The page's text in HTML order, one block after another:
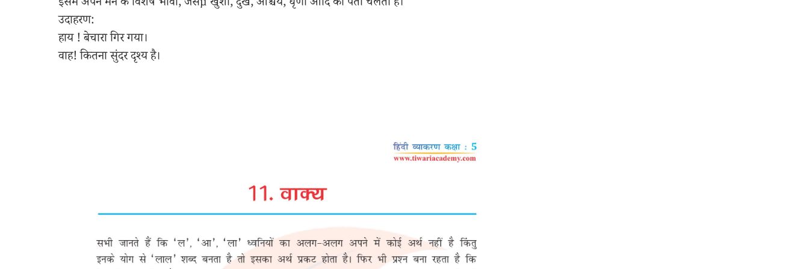
उदाहरण:
हाय ! बेचारा गिर गया।
वाह! कितना सुंदर दृश्य है।